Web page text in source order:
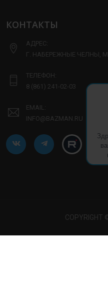
КОНТАКТЫ
АДРЕС:
Г. НАБЕРЕЖНЫЕ ЧЕЛНЫ,
ТЕЛЕФОН:
8 (861) 241-02-03
EMAIL:
INFO@BAZMAN.RU
COPYRIGHT